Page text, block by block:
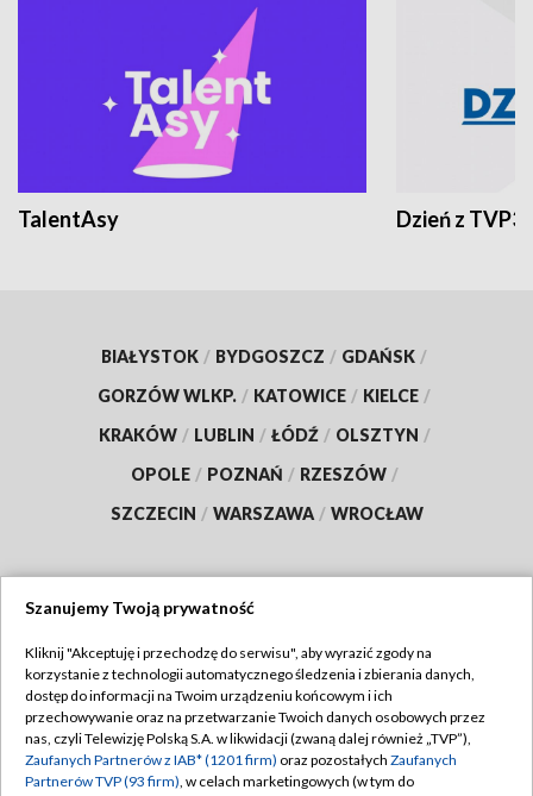
TalentAsy Dzień z TVP3
BIAŁYSTOK / BYDGOSZCZ / GDAŃSK /
GORZÓW WLKP. / KATOWICE / KIELCE /
KRAKÓW / LUBLIN / ŁÓDŹ / OLSZTYN /
OPOLE / POZNAŃ / RZESZÓW /
SZCZECIN / WARSZAWA / WROCŁAW
TVP
Abonament TVP
Emisja w TVP
Regulamin TVP
Polityka prywatności
Szanujemy Twoją prywatność
Kliknij "Akceptuję i przechodzę do serwisu", aby wyrazić zgody na
korzystanie z technologii automatycznego śledzenia i zbierania danych,
dostęp do informacji na Twoim urządzeniu końcowym i ich
przechowywanie oraz na przetwarzanie Twoich danych osobowych przez
nas, czyli Telewizję Polską S.A. w likwidacji (zwaną dalej również „TVP”),
Zaufanych Partnerów z IAB* (1201 firm) oraz pozostałych Zaufanych
Partnerów TVP (93 firm), w celach marketingowych (w tym do